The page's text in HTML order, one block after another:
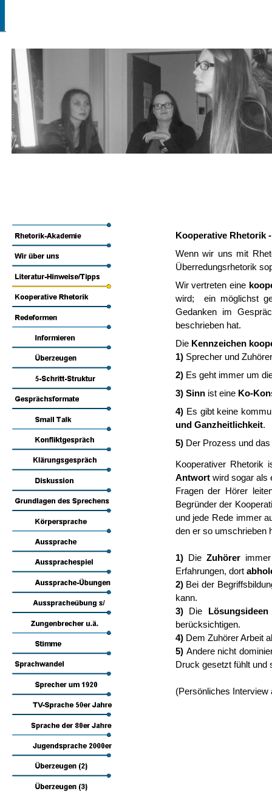
Kooperative Rhetorik
Wenn wir uns mit
Überredungsrhetorik
Wir vertreten eine
wird; ein möglichst
Gedanken im
beschrieben hat.
Die Kennzeichen
1) Sprecher und
2) Es geht immer um
3) Sinn ist eine Ko-
4) Es gibt keine
und Ganzheitlichkeit.
5) Der Prozess und
Kooperativer
Antwort wird sogar als
Fragen der Hörer
Begründer der
und jede Rede immer
den er so umschrieben
1) DieZuhörer
Erfahrungen, dort
2) Bei der
kann.
3)
Die
berücksichtigen.
4) Dem Zuhörer Arbeit
5) Andere nicht
Druck gesetzt fühlt und
(Persönliches Interview